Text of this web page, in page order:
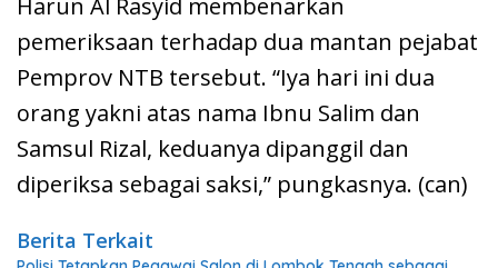
pemeriksaan terhadap dua mantan pejabat
Pemprov NTB tersebut. “Iya hari ini dua
orang yakni atas nama Ibnu Salim dan
Samsul Rizal, keduanya dipanggil dan
diperiksa sebagai saksi,” pungkasnya. (can)
Berita Terkait